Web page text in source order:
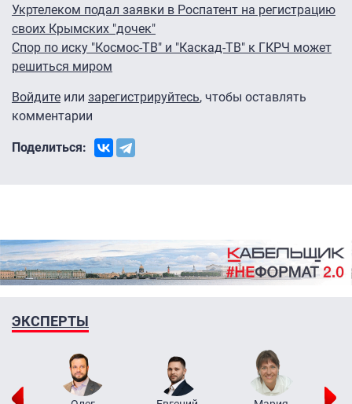
Укртелеком подал заявки в Роспатент на регистрацию
своих Крымских "дочек"
Спор по иску "Космос-ТВ" и "Каскад-ТВ" к ГКРЧ может
решиться миром
Войдите или зарегистрируйтесь, чтобы оставлять
комментарии
Поделиться:
ЭКСПЕРТЫ